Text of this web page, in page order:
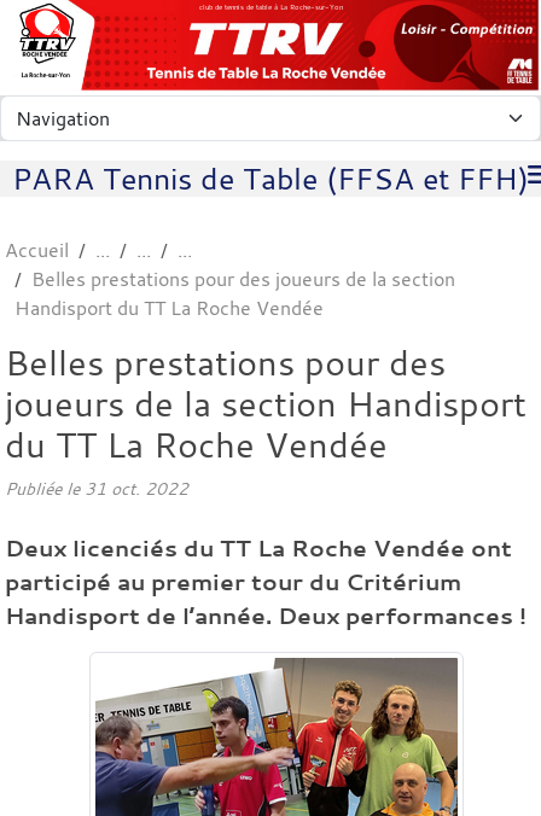
club de tennis de table à La Roche-sur-Yon
PARA Tennis de Table (FFSA et FFH)
Accueil
Belles prestations pour des joueurs de la section
Handisport du TT La Roche Vendée
Belles prestations pour des
joueurs de la section Handisport
du TT La Roche Vendée
Publiée le 31 oct. 2022
Deux licenciés du TT La Roche Vendée ont
participé au premier tour du Critérium
Handisport de l’année. Deux performances !
Panneau de gestion des cookies